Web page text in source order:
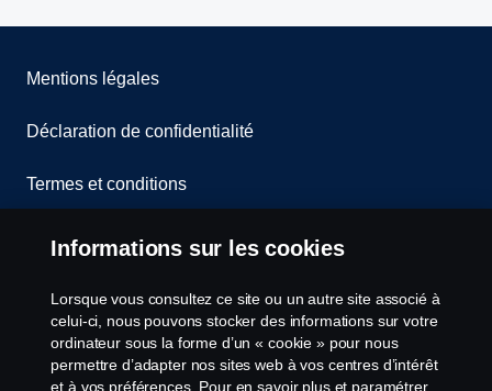
Mentions légales
Déclaration de confidentialité
Termes et conditions
Contactez-nous
Lanceurs d’alerte
Politique de cookies
Informations sur les cookies
Lorsque vous consultez ce site ou un autre site associé à
celui-ci, nous pouvons stocker des informations sur votre
ordinateur sous la forme d’un « cookie » pour nous
permettre d’adapter nos sites web à vos centres d’intérêt
et à vos préférences. Pour en savoir plus et paramétrer